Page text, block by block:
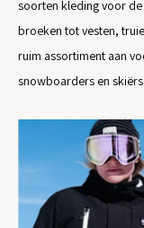
soorten kleding voor
broeken tot vesten,
ruim assortiment aan
snowboarders en skiërs.